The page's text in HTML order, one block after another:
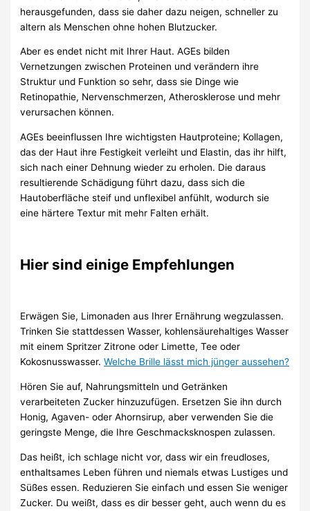
herausgefunden, dass sie daher dazu neigen, schneller zu
altern als Menschen ohne hohen Blutzucker.
Aber es endet nicht mit Ihrer Haut. AGEs bilden
Vernetzungen zwischen Proteinen und verändern ihre
Struktur und Funktion so sehr, dass sie Dinge wie
Retinopathie, Nervenschmerzen, Atherosklerose und mehr
verursachen können.
AGEs beeinflussen Ihre wichtigsten Hautproteine; Kollagen,
das der Haut ihre Festigkeit verleiht und Elastin, das ihr hilft,
sich nach einer Dehnung wieder zu erholen. Die daraus
resultierende Schädigung führt dazu, dass sich die
Hautoberfläche steif und unflexibel anfühlt, wodurch sie
eine härtere Textur mit mehr Falten erhält.
Hier sind einige Empfehlungen
Erwägen Sie, Limonaden aus Ihrer Ernährung wegzulassen.
Trinken Sie stattdessen Wasser, kohlensäurehaltiges Wasser
mit einem Spritzer Zitrone oder Limette, Tee oder
Kokosnusswasser.Welche Brille lässt mich jünger aussehen?
Hören Sie auf, Nahrungsmitteln und Getränken
verarbeiteten Zucker hinzuzufügen. Ersetzen Sie ihn durch
Honig, Agaven- oder Ahornsirup, aber verwenden Sie die
geringste Menge, die Ihre Geschmacksknospen zulassen.
Das heißt, ich schlage nicht vor, dass wir ein freudloses,
enthaltsames Leben führen und niemals etwas Lustiges und
Süßes essen. Reduzieren Sie einfach und essen Sie weniger
Zucker. Du weißt, dass es dir besser geht, auch wenn du es